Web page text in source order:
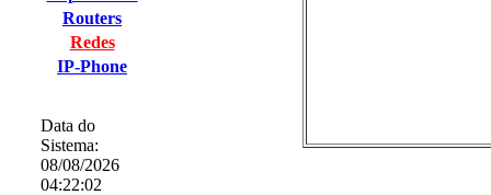
Routers
Redes
IP-Phone
Data do
Sistema:
08/08/2026
04:22:02